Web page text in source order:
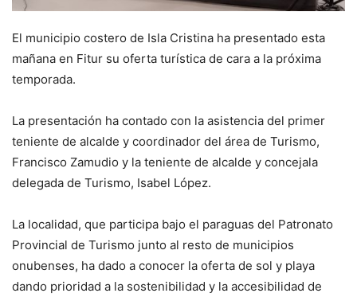
El municipio costero de Isla Cristina ha presentado esta
mañana en Fitur su oferta turística de cara a la próxima
temporada.
La presentación ha contado con la asistencia del primer
teniente de alcalde y coordinador del área de Turismo,
Francisco Zamudio y la teniente de alcalde y concejala
delegada de Turismo, Isabel López.
La localidad, que participa bajo el paraguas del Patronato
Provincial de Turismo junto al resto de municipios
onubenses, ha dado a conocer la oferta de sol y playa
dando prioridad a la sostenibilidad y la accesibilidad de